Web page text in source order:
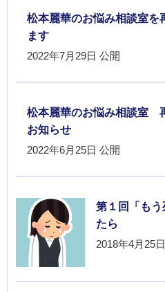
松本麗華のお悩み相談室を
ます
2022年7月29日 公開
松本麗華のお悩み相談室
お知らせ
2022年6月25日 公開
第１回「も
たら
2018年4月25日